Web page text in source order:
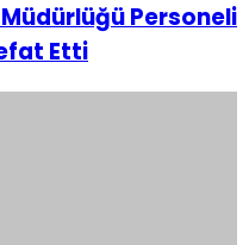
Personeli
Etti